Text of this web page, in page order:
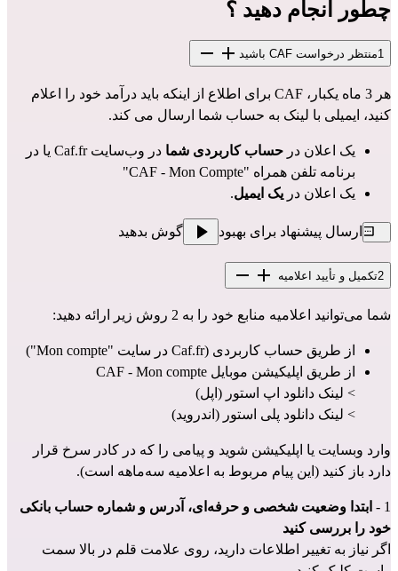
چطور انجام دهید ؟
1منتظر درخواست CAF باشید
کنید، ایمیلی با لینک به حساب شما ارسال می کند.
یک اعلان در حساب کاربردی شما
برنامه تلفن همراه "CAF - Mon Compte"
یک اعلان در یک ایمیل.
ارسال پیشنهاد برای بهبود گوش بدهید
2تکمیل و تأیید اعلامیه
شما می‌توانید اعلامیه منابع خود را به 2 روش‌ زیر ارائه دهید:
از طریق حساب کاربردی ("Mon compte" در سایت Caf.fr
)
از طریق اپلیکیشن موبایل CAF - Mon compte
> لینک دانلود اپ استور (اپل)
> لینک دانلود پلی استور (اندروید)
دارد باز کنید (این پیام مربوط به اعلامیه سه‌ماهه است).
1 -
خود را بررسی کنید